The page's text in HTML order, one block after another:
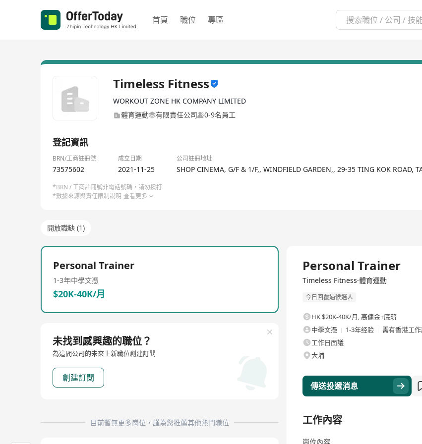
首頁 職位 專區
Timeless Fitness
WORKOUT ZONE HK COMPANY LIMITED
體育運動
有限責任公司 0-9名員工
登記資訊
BRN/工商註冊號 成立日期 公司註冊地址
73575602 2021-11-25 SHOP CINEMA, G/F & 1/F,, WINDFIELD GARDEN,, 29-35 TING KOK ROAD,
*BRN / 工商註冊號非電話號碼，請勿撥打
*數據來源與責任限制說明 查看更多
開放職缺 (1)
Personal Trainer
1-3年中學文憑
$20K-40K/月
未找到感興趣的職位？
為這間公司的未來上新職位創建訂閱
創建訂閱
目前暫無更多崗位，謹為您推薦其他熱門職位
Personal Trainer
Timeless Fitness·體育運動
今日回覆過候選人
HK $20K-40K/月,高傭金+底薪
中學文憑
1-3年经验
需有香港工
工作日面議
大埔
傳送投遞消息
工作內容
崗位內容